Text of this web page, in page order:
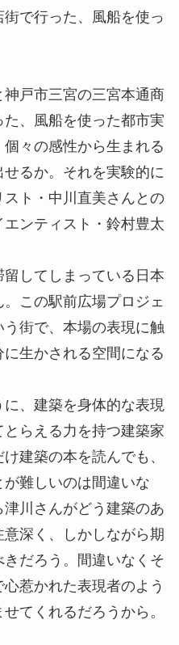
で行った、風船を使っ
戸市三宮の三宮本通商
、風船を使った都市実
々の感性から生まれる
るか。それを実験的に
ト・中川直美さんとの
ンティスト・鈴村豊太
してしまっている日本
この駅前広場プロジェ
街で、本場の表現に触
生かされる空間になる
、建築を身体的な表現
らえる力を持つ建築家
建築の本を読んでも、
難しいのは間違いな
川さんがどう建築のあ
深く、しかしながら期
だろう。間違いなくそ
惹かれた表現者のよう
てくれるだろうから。